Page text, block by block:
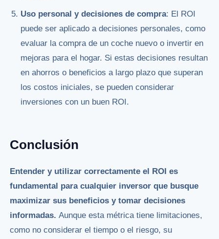
Uso personal y decisiones de compra: El ROI
puede ser aplicado a decisiones personales, como
evaluar la compra de un coche nuevo o invertir en
mejoras para el hogar. Si estas decisiones resultan
en ahorros o beneficios a largo plazo que superan
los costos iniciales, se pueden considerar
inversiones con un buen ROI.
Conclusión
Entender y utilizar correctamente el ROI es
fundamental para cualquier inversor que busque
maximizar sus beneficios y tomar decisiones
informadas. Aunque esta métrica tiene limitaciones,
como no considerar el tiempo o el riesgo, su